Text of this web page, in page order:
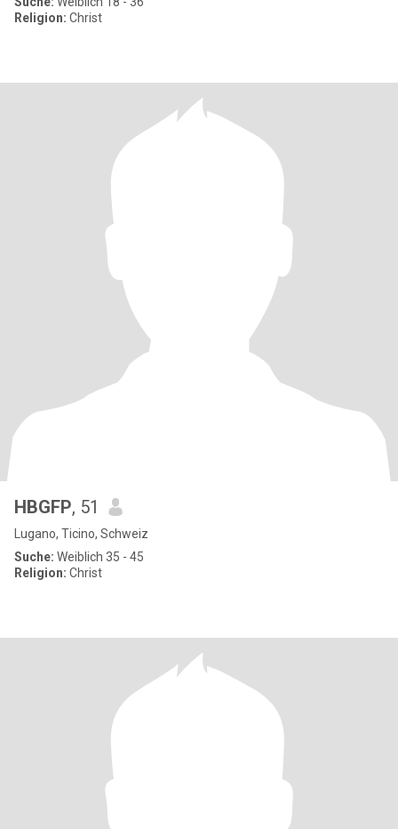
Religion: Christ
HBGFP, 51
Lugano, Ticino, Schweiz
Suche: Weiblich 35 - 45
Religion: Christ